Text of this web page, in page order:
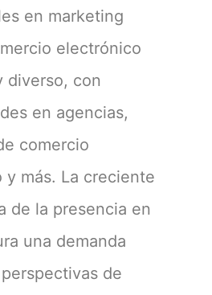
en marketing
electrónico
diverso, con
en agencias,
comercio
y más. La creciente
de la presencia en
una demanda
de